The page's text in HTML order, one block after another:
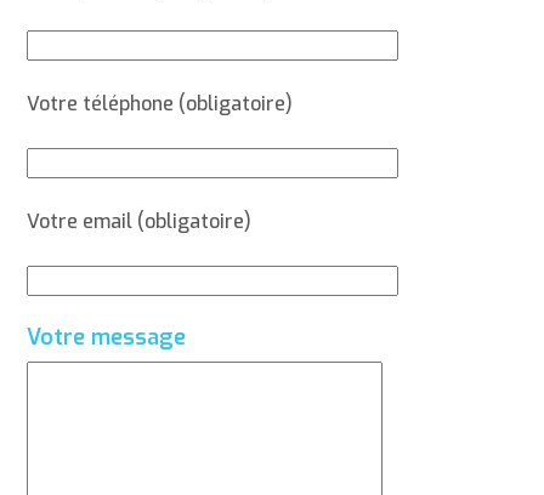
Votre téléphone (obligatoire)
Votre email (obligatoire)
Votre message